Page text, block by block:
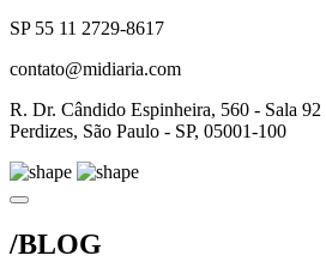
SP 55 11 2729-8617
contato@midiaria.com
R. Dr. Cândido Espinheira, 560 - Sala 92
Perdizes, São Paulo - SP, 05001-100
/BLOG